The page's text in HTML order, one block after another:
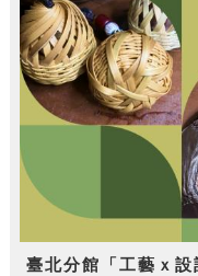
臺北分館「工藝ｘ